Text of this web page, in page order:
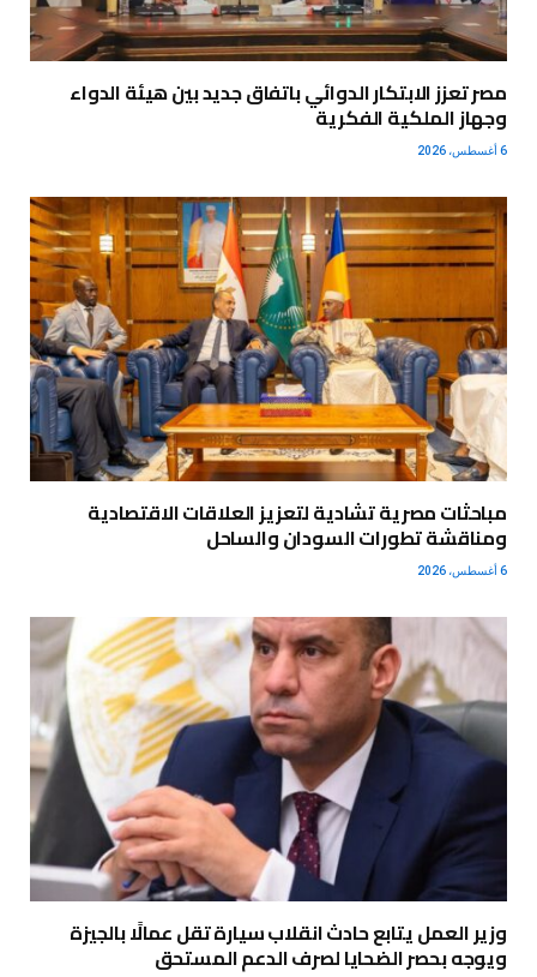
مصر تعزز الابتكار الدوائي باتفاق جديد بين هيئة الدواء
وجهاز الملكية الفكرية
6 أغسطس، 2026
مباحثات مصرية تشادية لتعزيز العلاقات الاقتصادية
ومناقشة تطورات السودان والساحل
6 أغسطس، 2026
وزير العمل يتابع حادث انقلاب سيارة تقل عمالًا بالجيزة
ويوجه بحصر الضحايا لصرف الدعم المستحق